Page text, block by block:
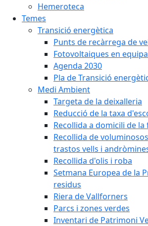
Hemeroteca
Temes
Transició energètica
Punts de recàrrega de
Fotovoltaiques en
Agenda 2030
Pla de Transició
Medi Ambient
Targeta de la deixalleria
Reducció de la taxa
Recollida a domicili de
Recollida de
trastos vells i
Recollida d'olis i roba
Setmana Europea de la
residus
Riera de Vallforners
Parcs i zones verdes
Inventari de Patrimoni